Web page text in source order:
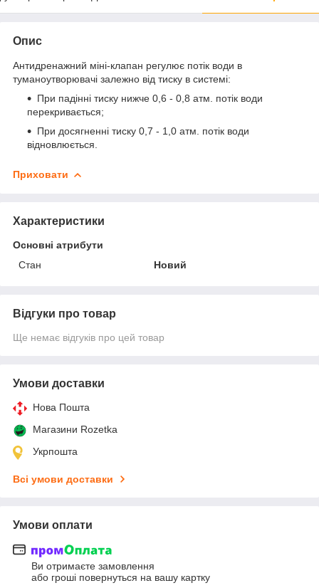
Опис
Антидренажний міні-клапан регулює потік води в
туманоутворювачі залежно від тиску в системі:
При падінні тиску нижче 0,6 - 0,8 атм. потік води
перекривається;
При досягненні тиску 0,7 - 1,0 атм. потік води
відновлюється.
Приховати
Характеристики
Основні атрибути
Стан
Новий
Відгуки про товар
Ще немає відгуків про цей товар
Умови доставки
Нова Пошта
Магазини Rozetka
Укрпошта
Всі умови доставки
Умови оплати
Ви отримаєте замовлення
або гроші повернуться на вашу картку